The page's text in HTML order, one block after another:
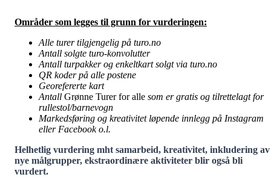
Områder som legges til grunn for vurderingen:
Alle turer tilgjengelig på turo.no
Antall solgte turo-konvolutter
Antall turpakker og enkeltkart solgt via turo.no
QR koder på alle postene
Georefererte kart
Antall Grønne Turer for alle som er gratis og tilrettelagt for
rullestol/barnevogn
Markedsføring og kreativitet løpende innlegg på Instagram
eller Facebook o.l.
Helhetlig vurdering mht samarbeid, kreativitet, inkludering av
nye målgrupper, ekstraordinære aktiviteter blir også bli
vurdert.